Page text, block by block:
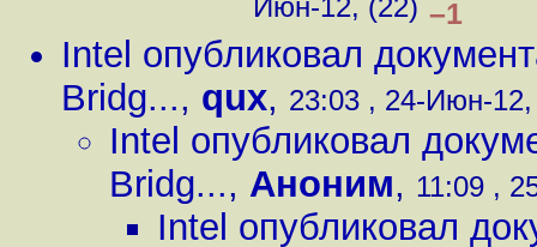
Июн-12, (22) –1
Intel опубликовал
Bridg..., qux, 23:03 , 24-Июн-
Intel опубликовал
Bridg..., Аноним, 11:09 ,
Intel опубликовал